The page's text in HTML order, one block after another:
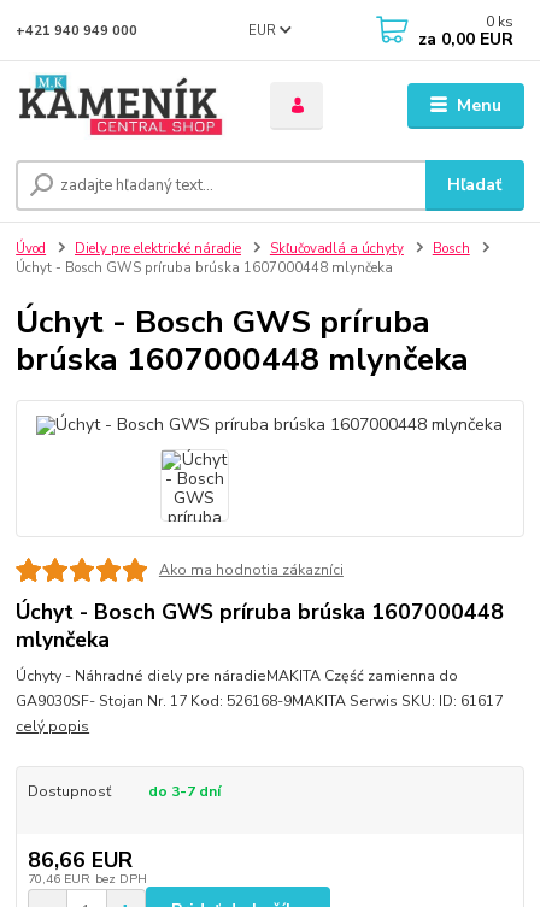
Menu
EUR
Hľadať
+421 940 949 000 0 ks
za 0,00 EUR
Úvod Diely pre elektrické náradie Skľučovadlá a úchyty
Bosch
Úchyt - Bosch GWS príruba brúska 1607000448 mlynčeka
Úchyt - Bosch GWS príruba
brúska 1607000448 mlynčeka
Ako ma hodnotia zákazníci
Úchyt - Bosch GWS príruba brúska 1607000448
mlynčeka
Úchyty - Náhradné diely pre náradieMAKITA Część zamienna do
GA9030SF- Stojan Nr. 17 Kod: 526168-9MAKITA Serwis SKU: ID: 61617
celý popis
Dostupnosť do 3-7 dní
86,66 EUR
70,46 EUR bez DPH